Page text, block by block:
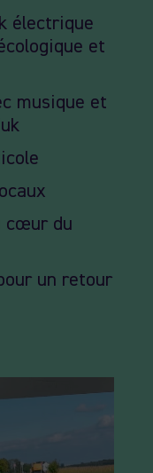
électrique
et
musique et
cœur du
un retour